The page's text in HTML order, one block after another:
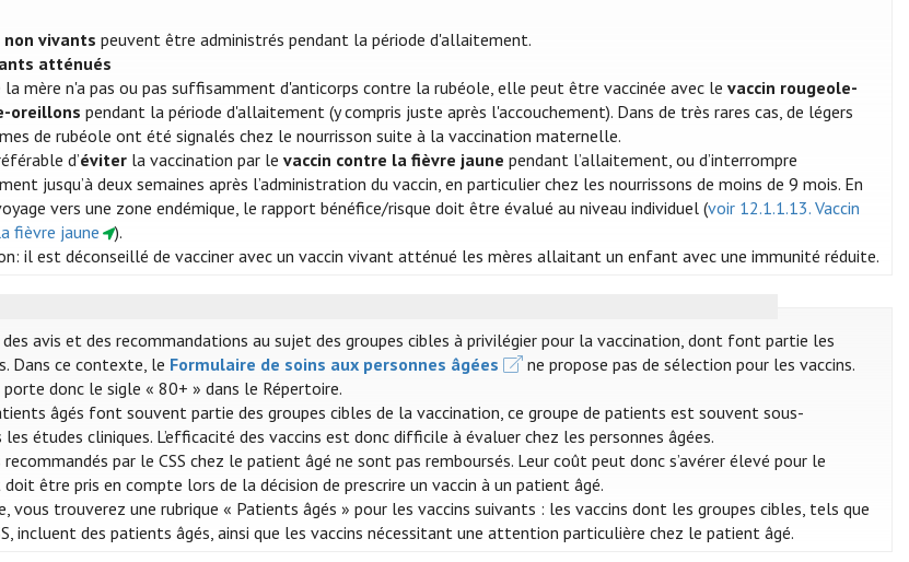
non vivants peuvent être administrés pendant la période d'allaitement.
atténués
la mère n'a pas ou pas suffisamment d'anticorps contre la rubéole, elle peut être vaccinée avec le vaccin rougeole-
oreillons pendant la période d'allaitement (y compris juste après l'accouchement). Dans de très rares cas, de légers
de rubéole ont été signalés chez le nourrisson suite à la vaccination maternelle.
d’éviterla vaccination par le vaccin contre la fièvre jaune pendant l’allaitement, ou d’interrompre
jusqu’à deux semaines après l’administration du vaccin, en particulier chez les nourrissons de moins de 9 mois. En
vers une zone endémique, le rapport bénéfice/risque doit être évalué au niveau individuel (voir 12.1.1.13. Vaccin
fièvre jaune
).
il est déconseillé de vacciner avec un vaccin vivant atténué les mères allaitant un enfant avec une immunité réduite.
des avis et des recommandations au sujet des groupes cibles à privilégier pour la vaccination, dont font partie les
Dans ce contexte, le Formulaire de soins aux personnes âgées
ne propose pas de sélection pour les vaccins.
porte donc le sigle « 80+ » dans le Répertoire.
âgés font souvent partie des groupes cibles de la vaccination, ce groupe de patients est souvent sous-
les études cliniques. L’efficacité des vaccins est donc difficile à évaluer chez les personnes âgées.
recommandés par le CSS chez le patient âgé ne sont pas remboursés. Leur coût peut donc s’avérer élevé pour le
être pris en compte lors de la décision de prescrire un vaccin à un patient âgé.
vous trouverez une rubrique « Patients âgés » pour les vaccins suivants : les vaccins dont les groupes cibles, tels que
incluent des patients âgés, ainsi que les vaccins nécessitant une attention particulière chez le patient âgé.